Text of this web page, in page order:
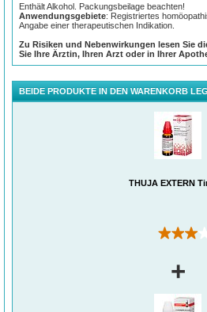
Enthält Alkohol. Packungsbeilage beachten!
Anwendungsgebiete: Registriertes
Angabe einer therapeutischen Indikation.
Zu Risiken und Nebenwirkungen lesen Sie
Sie Ihre Ärztin, Ihren Arzt oder in Ihrer
BEIDE PRODUKTE IN DEN WARENKORB
THUJA EXTERN
(2)
+